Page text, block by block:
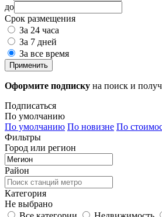
до
Срок размещения
За 24 часа
За 7 дней
За все время
Применить
Оформите подписку на поиск и
Подписаться
По умолчанию
По умолчанию По новизне По
Фильтры
Город или регион
Район
Категория
Не выбрано